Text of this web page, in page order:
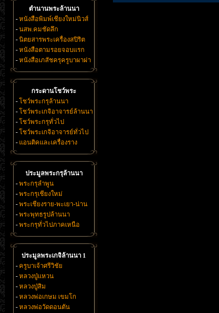
ตำนานพระล้านนา
- หนังสือพิมพ์เชียงใหม่นิวส์
- นสพ.คมชัดลึก
- นิตยสารพระเครื่องสปิริต
- หนังสือตามรอยจอบแรก
- หนังสือเภสัชครุครูบาผาผ่า
กระดานโชว์พระ
- โชว์พระกรุล้านนา
- โชว์พระเกจิอาจารย์ล้านนา
- โชว์พระกรุทั่วไป
- โชว์พระเกจิอาจารย์ทั่วไป
- แอนติคและเครื่องราง
ประมูลพระกรุล้านนา
- พระกรุลำพูน
- พระกรุเชียงใหม่
- พระเชียงราย-พะเยา-น่าน
- พระพุทธรูปล้านนา
- พระกรุทั่วไปภาคเหนือ
ประมูลพระเกจิล้านนา 1
- ครูบาเจ้าศรีวิชัย
- หลวงปู่แหวน
- หลวงปู่สิม
- หลวงพ่อเกษม เขมโก
- หลวงพ่อวัดดอนตัน